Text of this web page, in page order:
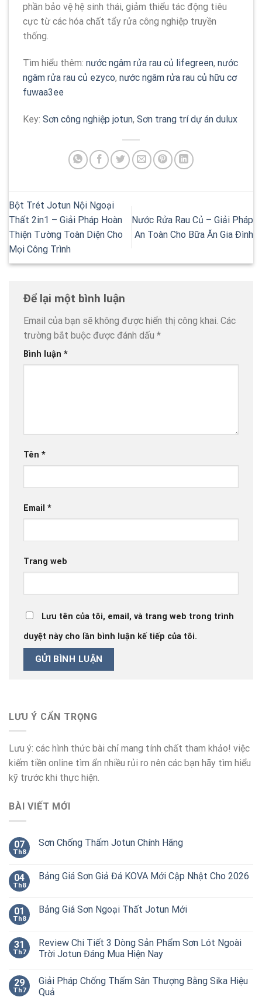
phần bảo vệ hệ sinh thái, giảm thiểu tác động tiêu
cực từ các hóa chất tẩy rửa công nghiệp truyền
thống.
Tìm hiểu thêm: nước ngâm rửa rau củ lifegreen, nước
ngâm rửa rau củ ezyco, nước ngâm rửa rau củ hữu cơ
fuwaa3ee
Key: Sơn công nghiệp jotun, Sơn trang trí dự án dulux
Bột Trét Jotun Nội Ngoại
Thất 2in1 – Giải Pháp Hoàn
Thiện Tường Toàn Diện Cho
Mọi Công Trình
Nước Rửa Rau Củ – Giải Pháp
An Toàn Cho Bữa Ăn Gia Đình
Để lại một bình luận
Email của bạn sẽ không được hiển thị công khai. Các
trường bắt buộc được đánh dấu *
Bình luận *
Tên *
Email *
Trang web
Lưu tên của tôi, email, và trang web trong trình
duyệt này cho lần bình luận kế tiếp của tôi.
LƯU Ý CẨN TRỌNG
Lưu ý: các hình thức bài chỉ mang tính chất tham khảo! việc
kiếm tiền online tìm ẩn nhiều rủi ro nên các bạn hãy tìm hiểu
kỹ trước khi thực hiện.
BÀI VIẾT MỚI
07
Th8
Sơn Chống Thấm Jotun Chính Hãng
04
Th8
Bảng Giá Sơn Giả Đá KOVA Mới Cập Nhật Cho 2026
01
Th8
Bảng Giá Sơn Ngoại Thất Jotun Mới
31
Th7
Review Chi Tiết 3 Dòng Sản Phẩm Sơn Lót Ngoài
Trời Jotun Đáng Mua Hiện Nay
29
Th7
Giải Pháp Chống Thấm Sân Thượng Bằng Sika Hiệu
Quả